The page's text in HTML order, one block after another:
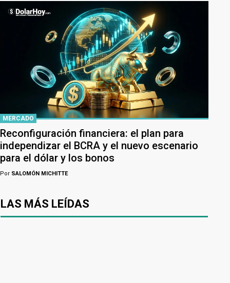
MERCADO
Reconfiguración financiera: el plan para
independizar el BCRA y el nuevo escenario
para el dólar y los bonos
Por SALOMÓN MICHITTE
LAS MÁS LEÍDAS